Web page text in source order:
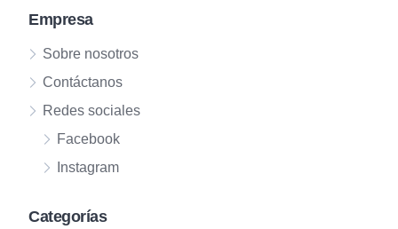
Empresa
Sobre nosotros
Contáctanos
Redes sociales
Facebook
Instagram
Categorías